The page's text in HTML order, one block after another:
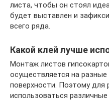
листа, чтобы он стоял
будет выставлен и
всего ряда.
Какой клей лучше
Монтаж листов
осуществляется на
поверхности. Поэтому для
использоваться